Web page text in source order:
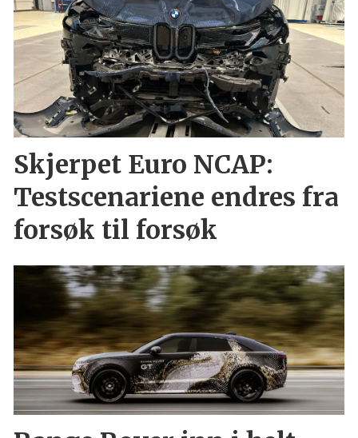
Skjerpet Euro NCAP:
Testscenariene endres fra
forsøk til forsøk